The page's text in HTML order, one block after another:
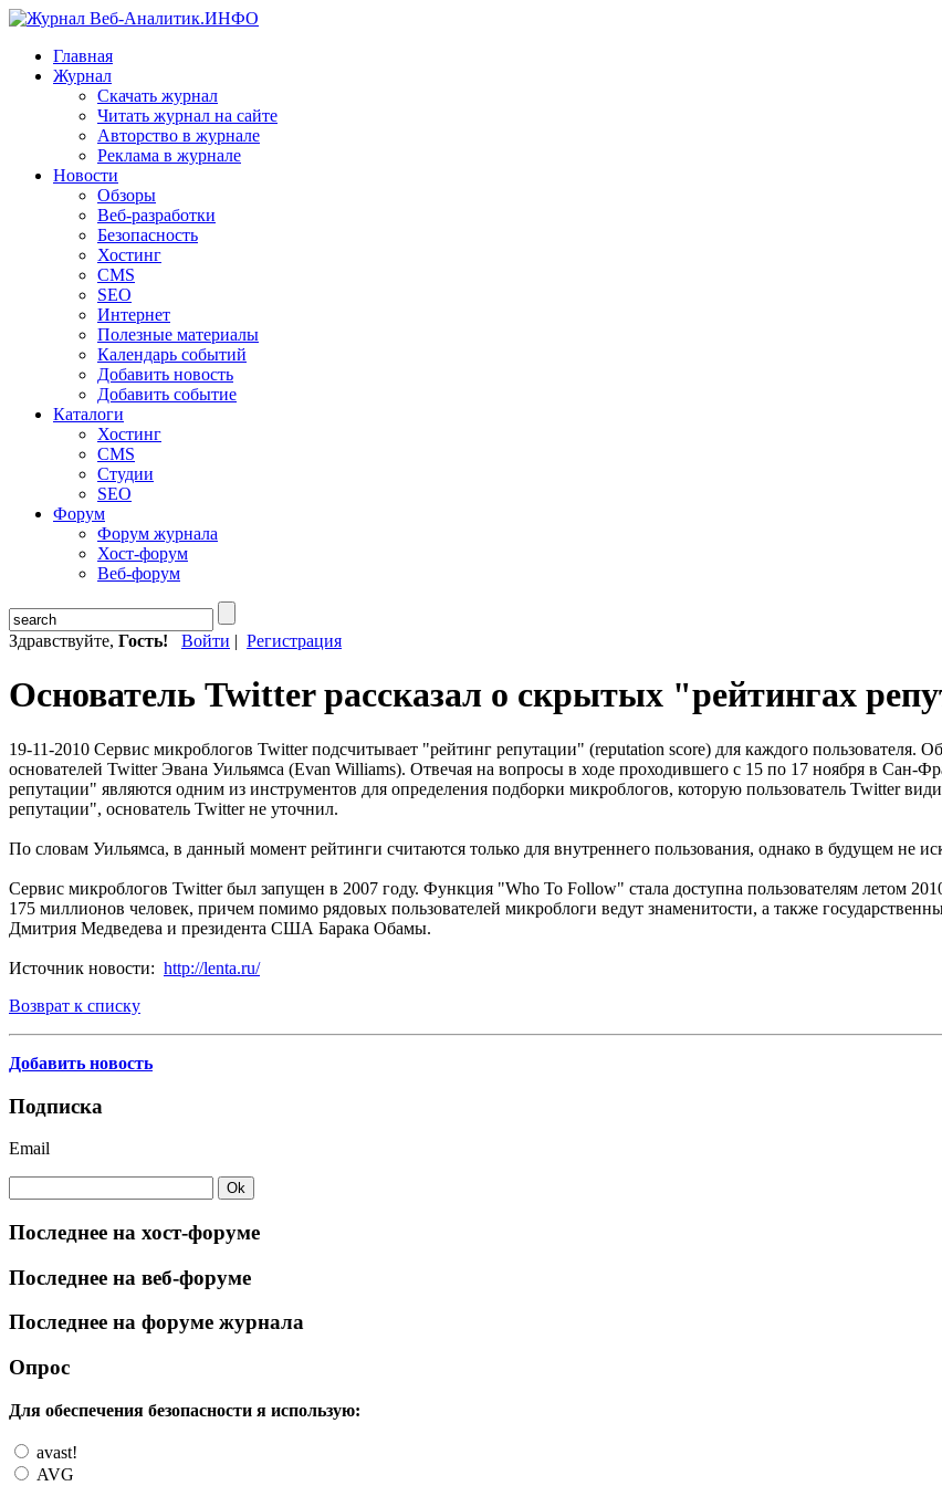
Главная
Журнал
Скачать журнал
Читать журнал на сайте
Авторство в журнале
Реклама в журнале
Новости
Обзоры
Веб-разработки
Безопасность
Хостинг
CMS
SEO
Интернет
Полезные материалы
Календарь событий
Добавить новость
Добавить событие
Каталоги
Хостинг
CMS
Студии
SEO
Форум
Форум журнала
Хост-форум
Веб-форум
Здравствуйте, Гость! Войти | Регистрация
Основатель Twitter рассказал о скрытых "рейтингах
19-11-2010 Сервис микроблогов Twitter подсчитывает "рейтинг репутации" (reputation score) для каждого пользователя.
основателей Twitter Эвана Уильямса (Evan Williams). Отвечая на вопросы в ходе проходившего с 15 по 17 ноября в Сан-
репутации" являются одним из инструментов для определения подборки микроблогов, которую пользователь Twitter
репутации", основатель Twitter не уточнил.
По словам Уильямса, в данный момент рейтинги считаются только для внутреннего пользования, однако в будущем не
Сервис микроблогов Twitter был запущен в 2007 году. Функция "Who To Follow" стала доступна пользователям летом
175 миллионов человек, причем помимо рядовых пользователей микроблоги ведут знаменитости, а также
Дмитрия Медведева и президента США Барака Обамы.
Источник новости: http://lenta.ru/
Возврат к списку
Добавить новость
Подписка
Email
Последнее на хост-форуме
Последнее на веб-форуме
Последнее на форуме журнала
Опрос
Для обеспечения безопасности я использую:
avast!
AVG